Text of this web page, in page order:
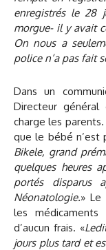
enregistrés le 28
morgue- il y avait
On nous a
police n’a pas fait
Dans un
Directeur
charge les
que le bébé n’est
Bikele, grand
quelques heures
portés disparus
Néonatologie.» Le
les
d’aucun frais. «
jours plus tard et